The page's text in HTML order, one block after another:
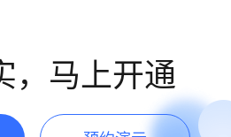
，马上开通